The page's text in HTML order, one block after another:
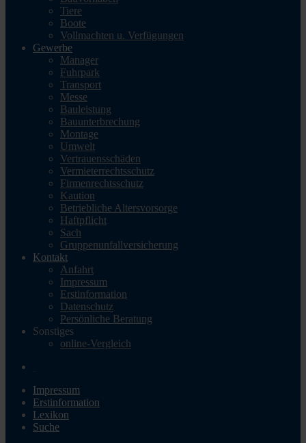
Tiere
Boote
Vollmachten u. Verfügungen
Gewerbe
Manager
Fuhrpark
Transport
Messe
Bauleistung
Bauunterbrechung
Montage
Umwelt
Vertrauensschäden
Vermieterrechtsschutz
Firmenrechtsschutz
Kaution
Betriebliche Altersvorsorge
Haftpflicht
Sach
Gruppenunfallversicherung
Kontakt
Anfahrt
Impressum
Erstinformation
Datenschutz
Persönliche Beratung
Sonstiges
online-Vergleich
Impressum
Erstinformation
Lexikon
Suche